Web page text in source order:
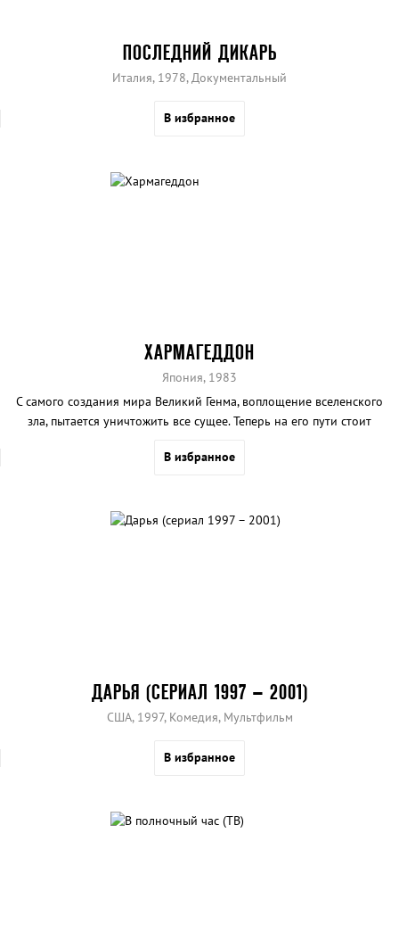
ПОСЛЕДНИЙ ДИКАРЬ
Италия, 1978, Документальный
В избранное
ХАРМАГЕДДОН
Япония, 1983
С самого создания мира Великий Генма, воплощение вселенского
зла, пытается уничтожить все сущее. Теперь на его пути стоит
трансильванскую принцессу Луну, японского школьника Джо,
В избранное
ДАРЬЯ (СЕРИАЛ 1997 – 2001)
США, 1997, Комедия, Мультфильм
В избранное